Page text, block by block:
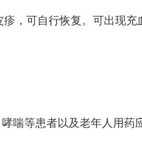
，可自行恢复。可出现充
喘等患者以及老年人用药